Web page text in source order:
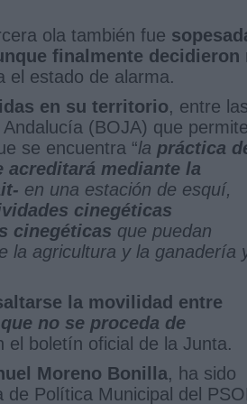
ola también fue
finalmente decidieron
el estado de alarma.
en su territorio, entre las
(BOJA) que
se encuentra “la práctica
acreditará mediante la
en una estación de esquí,
cinegéticas
cinegéticas que puedan
la agricultura y la ganadería
la movilidad entre
no se proceda de
el boletín oficial de la Junta.
Moreno Bonilla, ha sido
Política Municipal del